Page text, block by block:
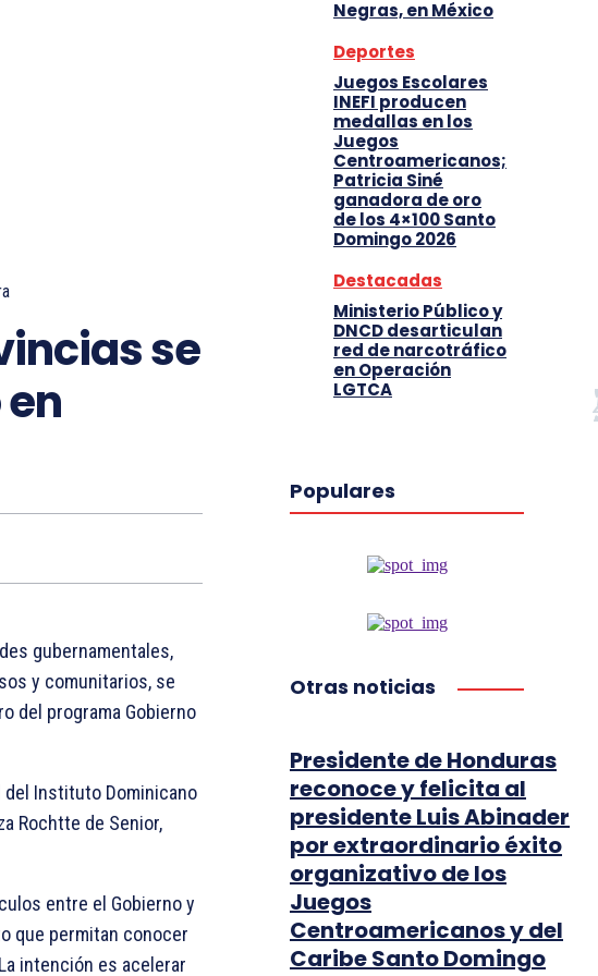
se
gubernamentales,
y comunitarios, se
del programa Gobierno
del Instituto Dominicano
Rochtte de Senior,
entre el Gobierno y
que permitan conocer
intención es acelerar
Negras, en México
Deportes
Juegos Escolares
INEFI producen
medallas en los
Juegos
Centroamericanos;
Patricia Siné
ganadora de oro
de los 4×100 Santo
Domingo 2026
Destacadas
Ministerio Público y
DNCD desarticulan
red de narcotráfico
en Operación
LGTCA
Populares
Otras noticias
Presidente de Honduras
reconoce y felicita al
presidente Luis Abinader
por extraordinario éxito
organizativo de los
Juegos
Centroamericanos y del
Caribe Santo Domingo